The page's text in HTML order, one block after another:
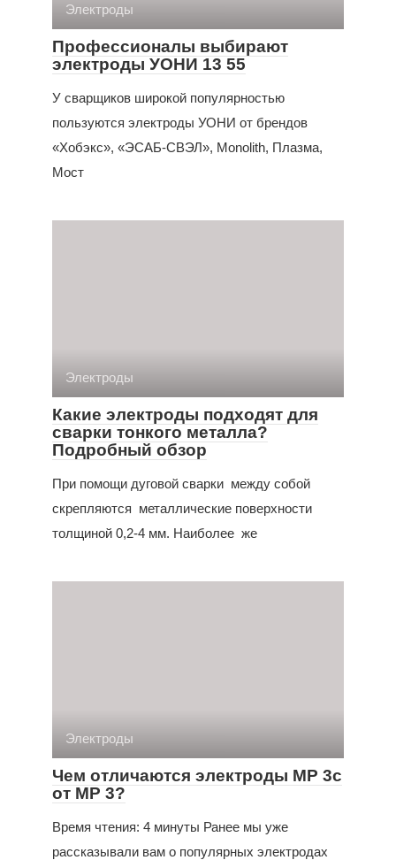
Электроды
Профессионалы выбирают
электроды УОНИ 13 55
У сварщиков широкой популярностью
пользуются электроды УОНИ от брендов
«Хобэкс», «ЭСАБ-СВЭЛ», Monolith, Плазма,
Мост
Электроды
Какие электроды подходят для
сварки тонкого металла?
Подробный обзор
При помощи дуговой сварки между собой
скрепляются металлические поверхности
толщиной 0,2-4 мм. Наиболее же
Электроды
Чем отличаются электроды МР 3с
от МР 3?
Время чтения: 4 минуты Ранее мы уже
рассказывали вам о популярных электродах